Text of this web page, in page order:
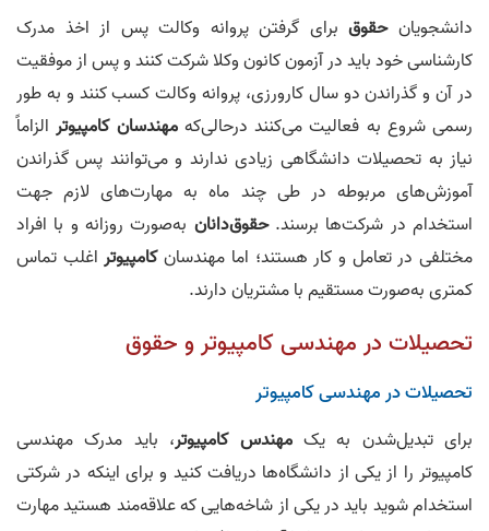
دانشجویانحقوق برای گرفتن پروانه‌ وکالت پس از اخذ مدرک
کارشناسی خود باید در آزمون کانون وکلا شرکت کنند و پس از موفقیت
در آن و گذراندن دو سال کارورزی، پروانه وکالت کسب کنند و به طور
رسمی شروع به فعالیت می‌کنند درحالی‌کهمهندسان کامپیوترالزاماً
نیاز به تحصیلات دانشگاهی زیادی ندارند و می‌توانند پس گذراندن
آموزش‌های مربوطه‌ در طی چند ماه به مهارت‌های لازم جهت
استخدام در شرکت‌ها برسند.حقوق‌دانان به‌صورت روزانه و با افراد
مختلفی در تعامل و کار هستند؛ اما مهندسانکامپیوتراغلب تماس
کمتری به‌صورت مستقیم با مشتریان دارند.
تحصيلات در مهندسی کامپيوتر و حقوق
تحصيلات در مهندسی کامپيوتر
برای تبدیل‌شدن به یکمهندس کامپیوتر، باید مدرک مهندسی
کامپیوتر را از یکی از دانشگاه‌ها دریافت کنید و برای اینکه در شرکتی
استخدام شوید باید در یکی از شاخه‌هایی که علاقه‌مند هستید مهارت